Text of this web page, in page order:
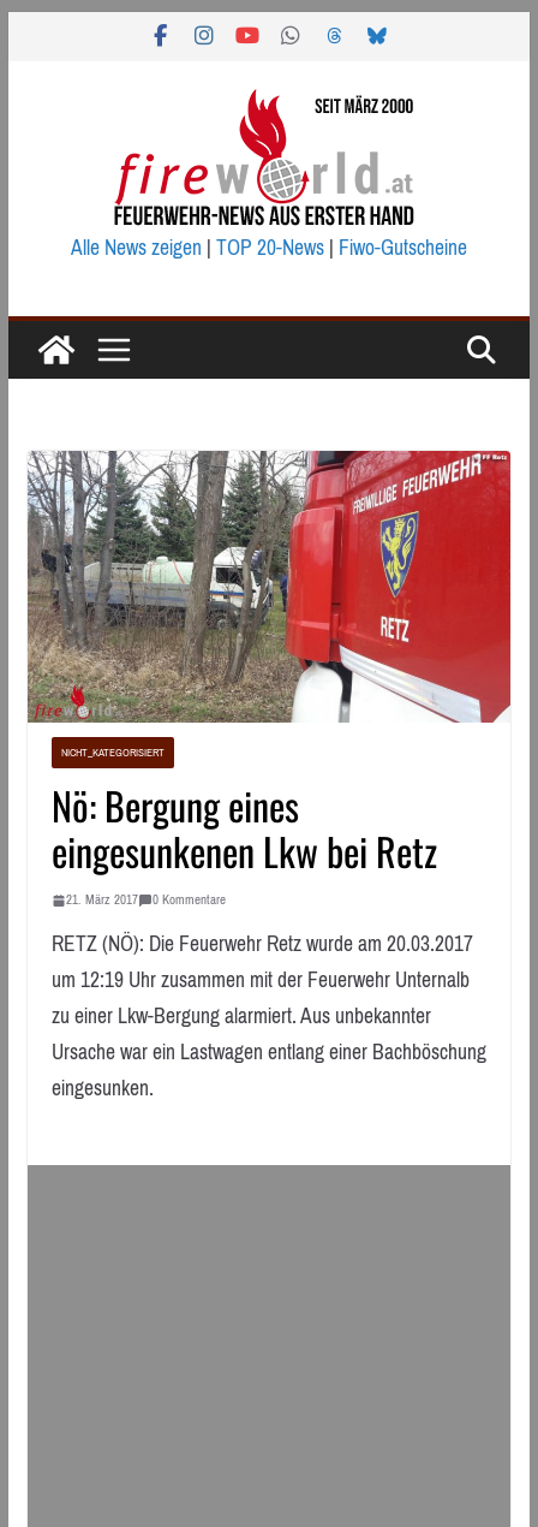
Alle News zeigen|TOP 20-News|Fiwo-Gutscheine
NICHT_KATEGORISIERT
Nö: Bergung eines
eingesunkenen Lkw bei Retz
21. März 2017 0 Kommentare
RETZ (NÖ): Die Feuerwehr Retz wurde am 20.03.2017
um 12:19 Uhr zusammen mit der Feuerwehr Unternalb
zu einer Lkw-Bergung alarmiert. Aus unbekannter
Ursache war ein Lastwagen entlang einer Bachböschung
eingesunken.